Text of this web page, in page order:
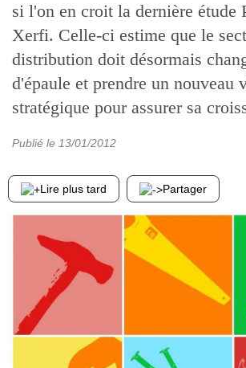
si l'on en croit la dernière étude
Xerfi. Celle-ci estime que le
distribution doit désormais
d'épaule et prendre un nouveau
stratégique pour assurer sa
Publié le 13/01/2012
Lire plus tard Partager